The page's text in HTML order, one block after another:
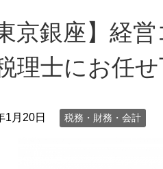
東京銀座】経
理士にお任
1月20日 税務・財務・会計